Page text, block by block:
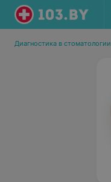
Диагностика в стоматологии